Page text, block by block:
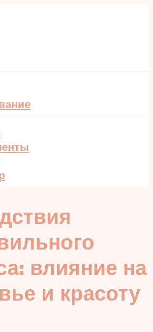
влияние на
и красоту